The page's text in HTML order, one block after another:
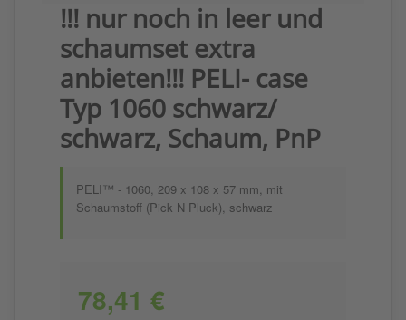
!!! nur noch in leer und
schaumset extra
anbieten!!! PELI- case
Typ 1060 schwarz/
schwarz, Schaum, PnP
PELI™ - 1060, 209 x 108 x 57 mm, mit
Schaumstoff (Pick N Pluck), schwarz
78,41 €